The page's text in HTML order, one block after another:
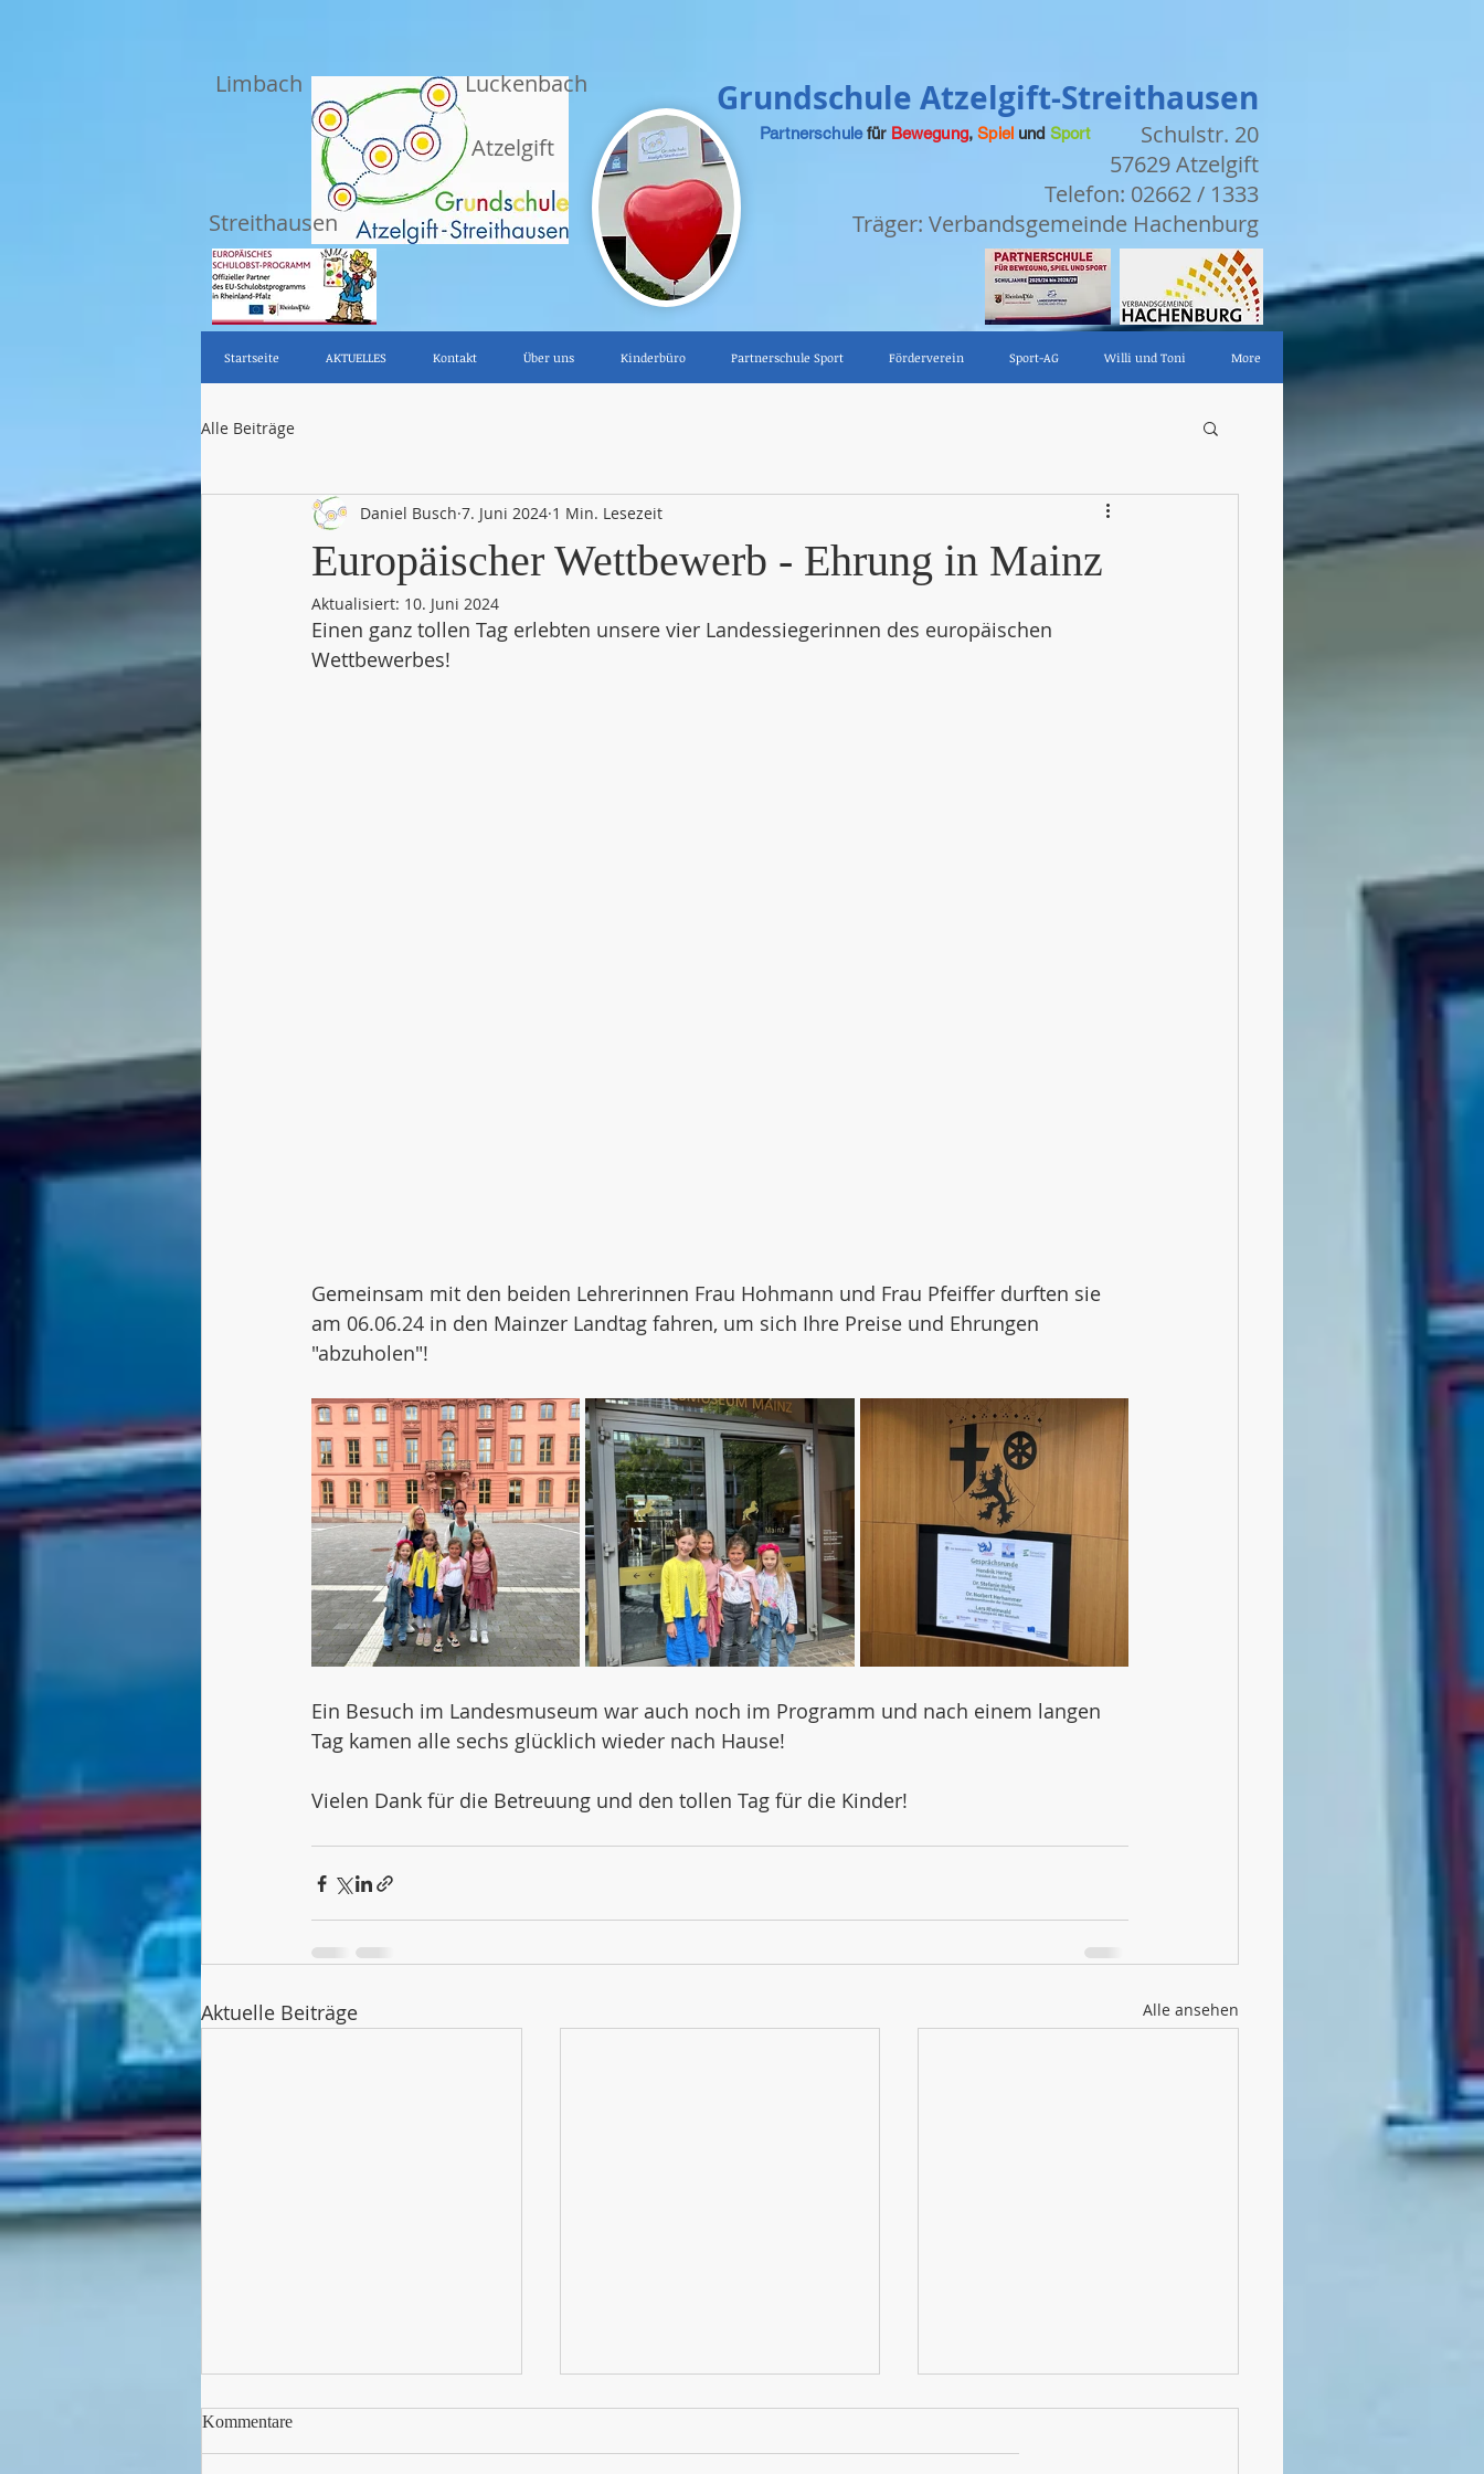
Limbach
Streithausen
Grundschule Atzelgift-Streithausen
Schulstr. 20
57629 Atzelgift
Telefon: 02662 / 1333
Träger: Verbandsgemeinde Hachenburg
Luckenbach
Atzelgift Partnerschulefür Bewegung,Spiel und Sport
Startseite AKTUELLES Kontakt Über uns Kinderbüro Partnerschule Sport Förderverein Sport-AG Willi und Toni More
Alle Beiträge
Europäischer Wettbewerb - Ehrung in Mainz
Daniel Busch 7. Juni 2024 1 Min. Lesezeit
Aktualisiert: 10. Juni 2024
Einen ganz tollen Tag erlebten unsere vier Landessiegerinnen des europäischen
Wettbewerbes!
Gemeinsam mit den beiden Lehrerinnen Frau Hohmann und Frau Pfeiffer durften sie
am 06.06.24 in den Mainzer Landtag fahren, um sich Ihre Preise und Ehrungen
"abzuholen"!
Ein Besuch im Landesmuseum war auch noch im Programm und nach einem langen
Tag kamen alle sechs glücklich wieder nach Hause!
Vielen Dank für die Betreuung und den tollen Tag für die Kinder!
Aktuelle Beiträge Alle ansehen
Kommentare